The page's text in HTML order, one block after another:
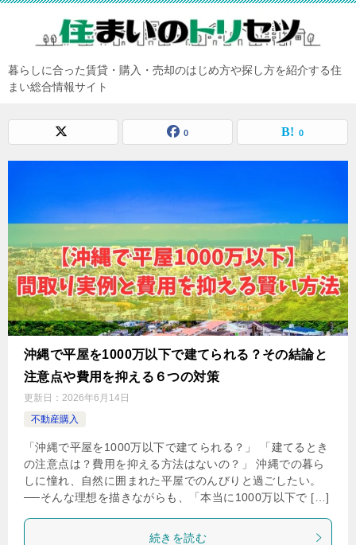
暮らしに合った賃貸・購入・売却のはじめ方や探し方を紹介する住
まい総合情報サイト
0 0
沖縄で平屋を1000万以下で建てられる？その結論と
注意点や費用を抑える６つの対策
更新日： 2026年6月14日
不動産購入
「沖縄で平屋を1000万以下で建てられる？」 「建てるとき
の注意点は？費用を抑える方法はないの？」 沖縄での暮ら
しに憧れ、自然に囲まれた平屋でのんびりと過ごしたい。
──そんな理想を描きながらも、「本当に1000万以下で […]
続きを読む